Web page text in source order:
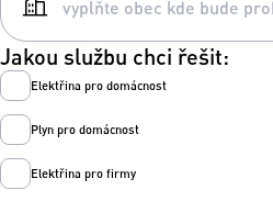
Jakou službu chci řešit:
Elektřina pro domácnost
Plyn pro domácnost
Elektřina pro firmy